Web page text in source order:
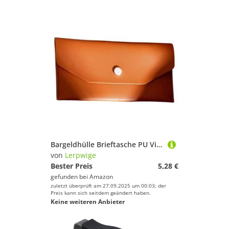
Bargeldhülle Brieftasche PU Visitenkarte Organisator Leichtes Leder Geld Geldbrieftasche Für Büro Und Reisen 6.9x3.7 Zoll Taschengröße Kartenhülle
von Lerpwige
Bester Preis
5,28 €
gefunden bei Amazon
zuletzt überprüft am 27.09.2025 um 00:03; der
Preis kann sich seitdem geändert haben.
Keine weiteren Anbieter